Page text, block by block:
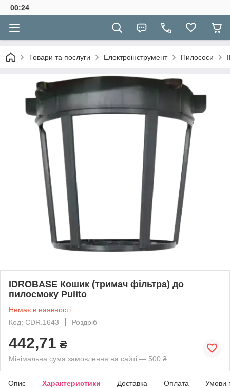
00:24
Товари та послуги Електроінструмент Пилососи
IDROBASE Кошик (тримач фільтра) до
пилосмоку Pulito
Немає в наявності
Код: CDR.1643
Роздріб
442,71 ₴
Мінімальна сума замовлення на сайті — 500 ₴
Опис Характеристики Доставка Оплата Умови